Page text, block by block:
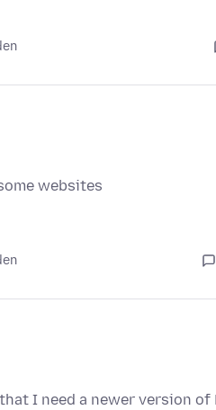
websites
I need a newer version